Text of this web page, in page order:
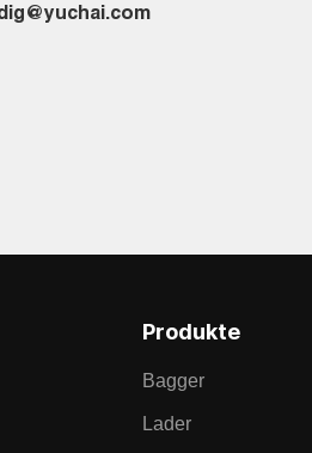
Produkte
Bagger
Lader